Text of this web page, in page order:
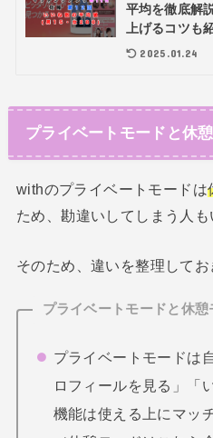
平均を徹底解
上げるコツも
2025.01.24
プライベートモードと休
withのプライベートモードは
ため、勘違いしてしまう人も
そのため、違いを整理してお
プライベートモードと休
プライベートモードは
ロフィールを見る」「
機能は使える上にマッ